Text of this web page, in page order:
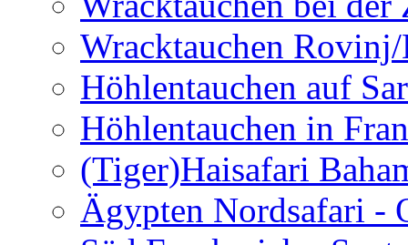
Wracktauchen
Höhlentauchen auf
Höhlentauchen in
(Tiger)Haisafari
Ägypten Nordsafari -